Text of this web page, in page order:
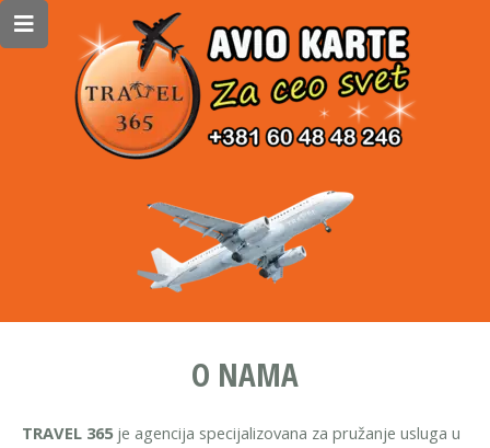
O NAMA
TRAVEL 365je agencija specijalizovana za pružanje usluga u